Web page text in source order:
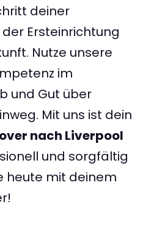
deiner
Ersteinrichtung
Nutze unsere
im
und Gut über
Mit uns ist dein
nach Liverpool
und sorgfältig
heute mit deinem